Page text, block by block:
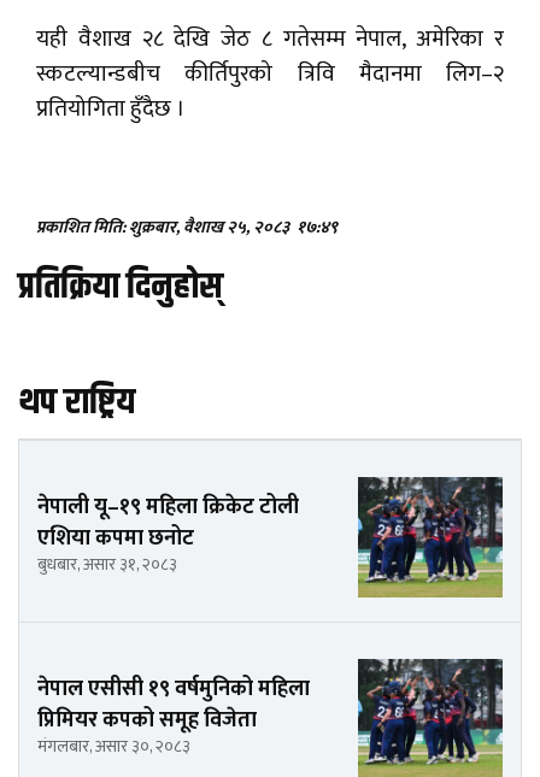
यही वैशाख २८ देखि जेठ ८ गतेसम्म नेपाल, अमेरिका र
स्कटल्यान्डबीच कीर्तिपुरको त्रिवि मैदानमा लिग–२
प्रतियोगिता हुँदैछ ।
प्रकाशित मिति: शुक्रबार, वैशाख २५, २०८३ १७:४९
प्रतिक्रिया दिनुहोस्
थप राष्ट्रिय
नेपाली यू–१९ महिला क्रिकेट टोली
एशिया कपमा छनोट
बुधबार, असार ३१, २०८३
नेपाल एसीसी १९ वर्षमुनिको महिला
प्रिमियर कपको समूह विजेता
मंगलबार, असार ३०, २०८३